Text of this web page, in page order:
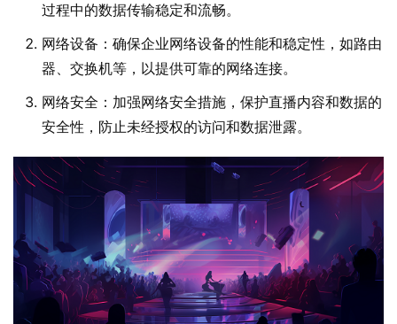
过程中的数据传输稳定和流畅。
网络设备：确保企业网络设备的性能和稳定性，如路由
器、交换机等，以提供可靠的网络连接。
网络安全：加强网络安全措施，保护直播内容和数据的
安全性，防止未经授权的访问和数据泄露。